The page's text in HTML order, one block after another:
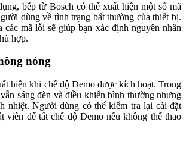
bếp từ Bosch có thể xuất hiện một số mã
dùng về tình trạng bất thường của thiết bị.
mã lỗi sẽ giúp bạn xác định nguyên nhân
hợp.
nóng
hiện khi chế độ Demo được kích hoạt. Trong
sáng đèn và điều khiển bình thường nhưng
nhiệt. Người dùng có thể kiểm tra lại cài đặt
viên để tắt chế độ Demo nếu không thể thao